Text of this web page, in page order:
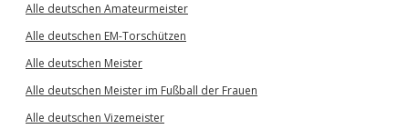
Alle deutschen Amateurmeister
Alle deutschen EM-Torschützen
Alle deutschen Meister
Alle deutschen Meister im Fußball der Frauen
Alle deutschen Vizemeister